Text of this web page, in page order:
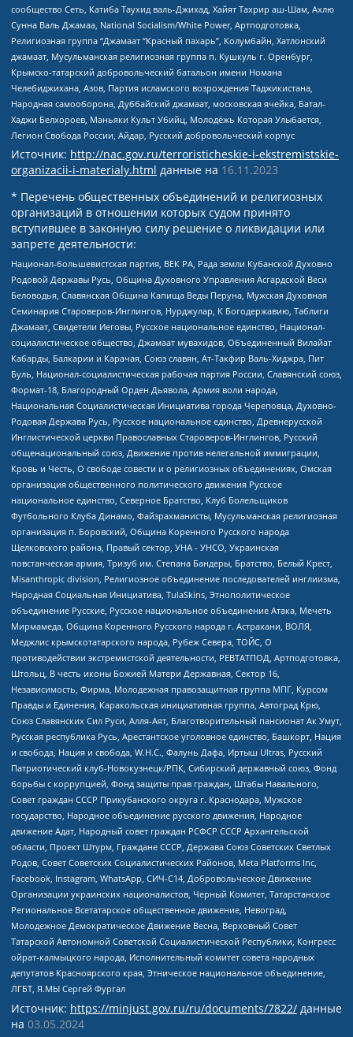
сообщество Сеть, Катиба Таухид валь-Джихад, Хайят Тахрир аш-Шам, Ахлю
Сунна Валь Джамаа, National Socialism/White Power, Артподготовка,
Религиозная группа “Джамаат “Красный пахарь”, Колумбайн, Хатлонский
джамаат, Мусульманская религиозная группа п. Кушкуль г. Оренбург,
Крымско-татарский добровольческий батальон имени Номана
Челебиджихана, Азов, Партия исламского возрождения Таджикистана,
Народная самооборона, Дуббайский джамаат, московская ячейка, Батал-
Хаджи Белхороев, Маньяки Культ Убийц, Молодёжь Которая Улыбается,
Легион Свобода России, Айдар, Русский добровольческий корпус
Источник: http://nac.gov.ru/terroristicheskie-i-ekstremistskie-
organizacii-i-materialy.html данные на 16.11.2023
* Перечень общественных объединений и религиозных
организаций в отношении которых судом принято
вступившее в законную силу решение о ликвидации или
запрете деятельности:
Национал-большевистская партия, ВЕК РА, Рада земли Кубанской Духовно
Родовой Державы Русь, Община Духовного Управления Асгардской Веси
Беловодья, Славянская Община Капища Веды Перуна, Мужская Духовная
Семинария Староверов-Инглингов, Нурджулар, К Богодержавию, Таблиги
Джамаат, Свидетели Иеговы, Русское национальное единство, Национал-
социалистическое общество, Джамаат мувахидов, Объединенный Вилайат
Кабарды, Балкарии и Карачая, Союз славян, Ат-Такфир Валь-Хиджра, Пит
Буль, Национал-социалистическая рабочая партия России, Славянский союз,
Формат-18, Благородный Орден Дьявола, Армия воли народа,
Национальная Социалистическая Инициатива города Череповца, Духовно-
Родовая Держава Русь, Русское национальное единство, Древнерусской
Инглистической церкви Православных Староверов-Инглингов, Русский
общенациональный союз, Движение против нелегальной иммиграции,
Кровь и Честь, О свободе совести и о религиозных объединениях, Омская
организация общественного политического движения Русское
национальное единство, Северное Братство, Клуб Болельщиков
Футбольного Клуба Динамо, Файзрахманисты, Мусульманская религиозная
организация п. Боровский, Община Коренного Русского народа
Щелковского района, Правый сектор, УНА - УНСО, Украинская
повстанческая армия, Тризуб им. Степана Бандеры, Братство, Белый Крест,
Misanthropic division, Религиозное объединение последователей инглиизма,
Народная Социальная Инициатива, TulaSkins, Этнополитическое
объединение Русские, Русское национальное объединение Атака, Мечеть
Мирмамеда, Община Коренного Русского народа г. Астрахани, ВОЛЯ,
Меджлис крымскотатарского народа, Рубеж Севера, ТОЙС, О
противодействии экстремистской деятельности, РЕВТАТПОД, Артподготовка,
Штольц, В честь иконы Божией Матери Державная, Сектор 16,
Независимость, Фирма, Молодежная правозащитная группа МПГ, Курсом
Правды и Единения, Каракольская инициативная группа, Автоград Крю,
Союз Славянских Сил Руси, Алля-Аят, Благотворительный пансионат Ак Умут,
Русская республика Русь, Арестантское уголовное единство, Башкорт, Нация
и свобода, Нация и свобода, W.H.С., Фалунь Дафа, Иртыш Ultras, Русский
Патриотический клуб-Новокузнецк/РПК, Сибирский державный союз, Фонд
борьбы с коррупцией, Фонд защиты прав граждан, Штабы Навального,
Совет граждан СССР Прикубанского округа г. Краснодара, Мужское
государство, Народное объединение русского движения, Народное
движение Адат, Народный совет граждан РСФСР СССР Архангельской
области, Проект Штурм, Граждане СССР, Держава Союз Советских Светлых
Родов, Совет Советских Социалистических Районов, Meta Platforms Inc,
Facebook, Instagram, WhatsApp, СИЧ-С14, Добровольческое Движение
Организации украинских националистов, Черный Комитет, Татарстанское
Региональное Всетатарское общественное движение, Невоград,
Молодежное Демократическое Движение Весна, Верховный Совет
Татарской Автономной Советской Социалистической Республики, Конгресс
ойрат-калмыцкого народа, Исполнительный комитет совета народных
депутатов Красноярского края, Этническое национальное объединение,
ЛГБТ, Я.МЫ Сергей Фургал
Источник: https://minjust.gov.ru/ru/documents/7822/ данные
на 03.05.2024